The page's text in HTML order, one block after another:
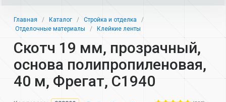
Главная Каталог
Стройка и отделка
Отделочные материалы
Клейкие ленты
Скотч 19 мм, прозрачный,
основа полипропиленовая,
40 м, Фрегат, С1940